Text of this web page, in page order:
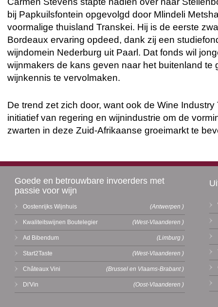
bij Papkuilsfontein opgevolgd door Mlindeli
voormalige thuisland Transkei. Hij is de eerste
Bordeaux ervaring opdeed, dank zij een
wijndomein Nederburg uit Paarl. Dat fonds wil
wijnmakers de kans geven naar het buitenland te
wijnkennis te vervolmaken.
De trend zet zich door, want ook de Wine
initiatief van regering en wijnindustrie om de
zwarten in deze Zuid-Afrikaanse groeimarkt te
Goede en betrouwbare invoerders met
passie voor wijn
Oostenrijks Wijnhuis (Antwerpen )
Kwaliteitswijnen Boutelegier (West-Vlaanderen )
Ad Bibendum (Limburg )
Start2Taste (West-Vlaanderen )
Châteaux Vini (Brussel en Vlaams-Brabant )
Di'Vin (Oost-Vlaanderen )